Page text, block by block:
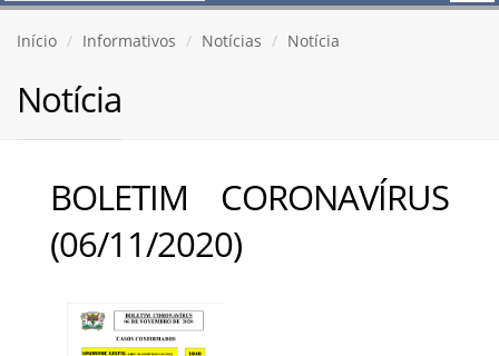
Início Informativos Notícias Notícia
Notícia
BOLETIM CORONAVÍRUS
(06/11/2020)